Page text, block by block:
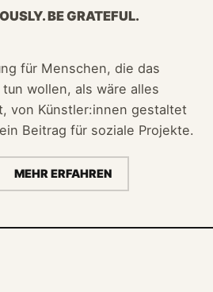
BE GRATEFUL.
für Menschen, die das
wollen, als wäre alles
von Künstler:innen gestaltet
Beitrag für soziale Projekte.
MEHR ERFAHREN